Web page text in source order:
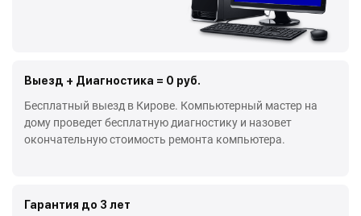
Выезд + Диагностика = 0 руб.
Бесплатный выезд в Кирове. Компьютерный мастер на
дому проведет бесплатную диагностику и назовет
окончательную стоимость ремонта компьютера.
Гарантия до 3 лет